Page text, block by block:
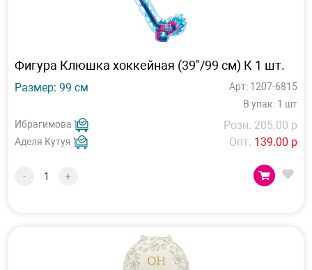
Фигура Клюшка хоккейная (39"/99 см) К 1 шт.
Размер: 99 см
Арт: 1207-6815
В упак: 1 шт
Ибрагимова
Аделя Кутуя
Розн. 205.00 р
Опт. 139.00 р
- +